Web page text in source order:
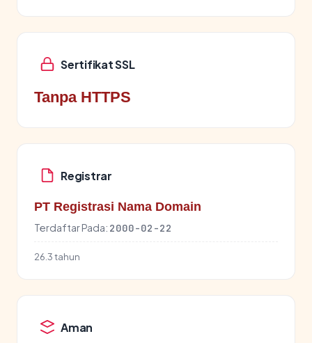
Sertifikat SSL
Tanpa HTTPS
Registrar
PT Registrasi Nama Domain
Terdaftar Pada: 2000-02-22
26.3 tahun
Aman